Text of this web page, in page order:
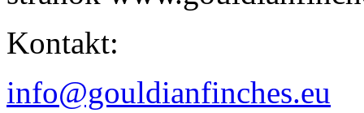
Kontakt:
info@gouldianfinches.eu